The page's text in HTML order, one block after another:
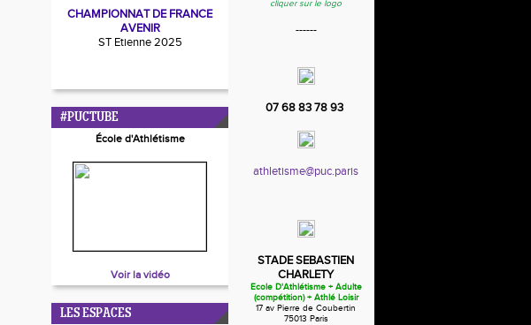
CHAMPIONNAT DE FRANCE
AVENIR
ST Etienne 2025
#PUCTUBE
École d'Athlétisme
Voir la vidéo
LES ESPACES
cliquer sur le logo
------
07 68 83 78 93
athletisme@puc.paris
STADE SEBASTIEN
CHARLETY
Ecole D'Athlétisme + Adulte
(compétition) + Athlé Loisir
17 av Pierre de Coubertin
75013 Paris